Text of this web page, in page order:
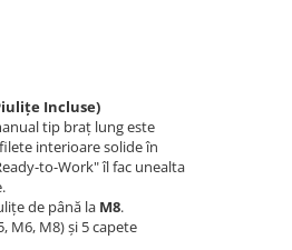
Incluse)
tip braț lung este
interioare solide în
to-Work" îl fac unealta
de până la M8.
M6, M8) și 5 capete